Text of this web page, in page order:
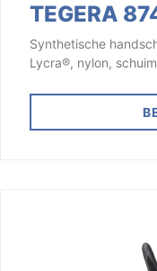
TEGERA
Synthetische
Lycra®, nylon,